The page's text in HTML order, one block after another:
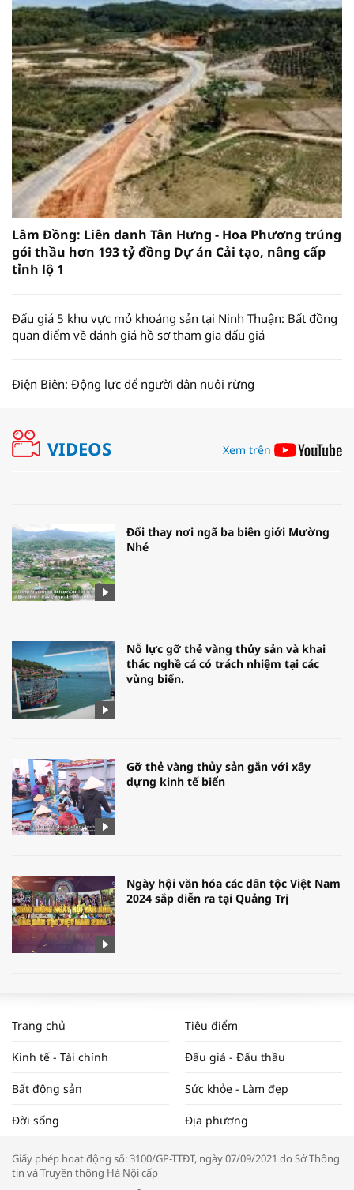
Lâm Đồng: Liên danh Tân Hưng - Hoa Phương trúng
gói thầu hơn 193 tỷ đồng Dự án Cải tạo, nâng cấp
tỉnh lộ 1
Đấu giá 5 khu vực mỏ khoáng sản tại Ninh Thuận: Bất đồng
quan điểm về đánh giá hồ sơ tham gia đấu giá
Điện Biên: Động lực để người dân nuôi rừng
VIDEOS Xem trên
Đổi thay nơi ngã ba biên giới Mường
Nhé
Nỗ lực gỡ thẻ vàng thủy sản và khai
thác nghề cá có trách nhiệm tại các
vùng biển.
Gỡ thẻ vàng thủy sản gắn với xây
dựng kinh tế biển
Ngày hội văn hóa các dân tộc Việt Nam
2024 sắp diễn ra tại Quảng Trị
WORLDBANK DỰ BÁO KINH TẾ VIỆT
Trang chủ Tiêu điểm
Kinh tế - Tài chính Đấu giá - Đấu thầu
Bất động sản Sức khỏe - Làm đẹp
Đời sống Địa phương
Giấy phép hoạt động số: 3100/GP-TTĐT, ngày 07/09/2021 do Sở Thông
tin và Truyền thông Hà Nội cấp